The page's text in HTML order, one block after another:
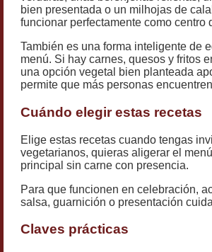
bien presentada o un milhojas de
funcionar perfectamente como centro
También es una forma inteligente de
menú. Si hay carnes, quesos y fritos
una opción vegetal bien planteada
permite que más personas
Cuándo elegir estas recetas
Elige estas recetas cuando tengas
vegetarianos, quieras aligerar el
principal sin carne con presencia.
Para que funcionen en celebración,
salsa, guarnición o presentación
Claves prácticas